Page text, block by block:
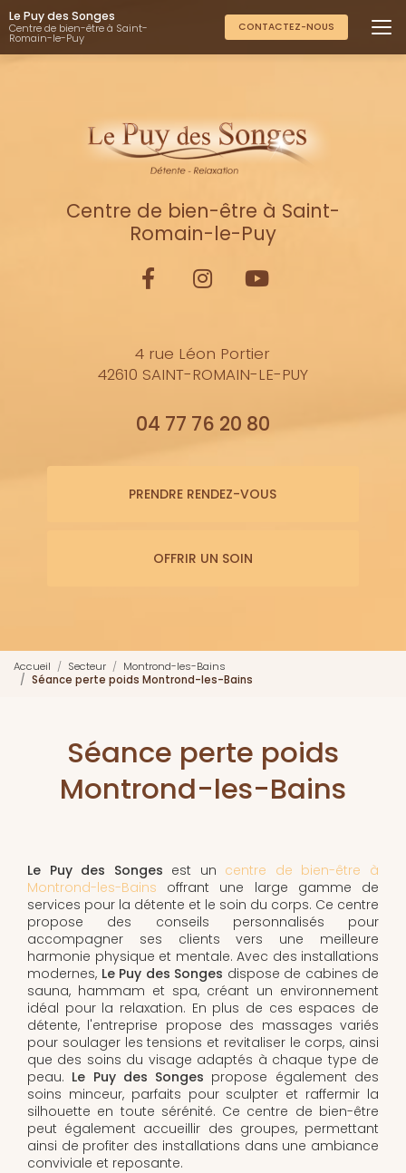
Aller
au
contenu
principal
Le Puy des Songes
Centre de bien-être à Saint-
Romain-le-Puy
CONTACTEZ-NOUS
Centre de bien-être à Saint-
Romain-le-Puy
4 rue Léon Portier
42610 SAINT-ROMAIN-LE-PUY
04 77 76 20 80
PRENDRE RENDEZ-VOUS
OFFRIR UN SOIN
Accueil Secteur
Montrond-les-Bains
Séance perte poids Montrond-les-Bains
Séance perte poids
Montrond-les-Bains
Le Puy des Songes est un centre de bien-être à
Montrond-les-Bains offrant une large gamme de
services pour la détente et le soin du corps. Ce centre
propose des conseils personnalisés pour
accompagner ses clients vers une meilleure
harmonie physique et mentale. Avec des installations
modernes, Le Puy des Songes dispose de cabines de
sauna, hammam et spa, créant un environnement
idéal pour la relaxation. En plus de ces espaces de
détente, l'entreprise propose des massages variés
pour soulager les tensions et revitaliser le corps, ainsi
que des soins du visage adaptés à chaque type de
peau. Le Puy des Songes propose également des
soins minceur, parfaits pour sculpter et raffermir la
silhouette en toute sérénité. Ce centre de bien-être
peut également accueillir des groupes, permettant
ainsi de profiter des installations dans une ambiance
conviviale et reposante.